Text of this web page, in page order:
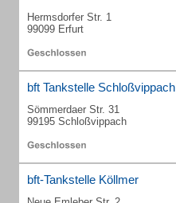
Hermsdorfer Str. 1
99099 Erfurt
bft Tankstelle Schloßvippach
Sömmerdaer Str. 31
99195 Schloßvippach
bft-Tankstelle Köllmer